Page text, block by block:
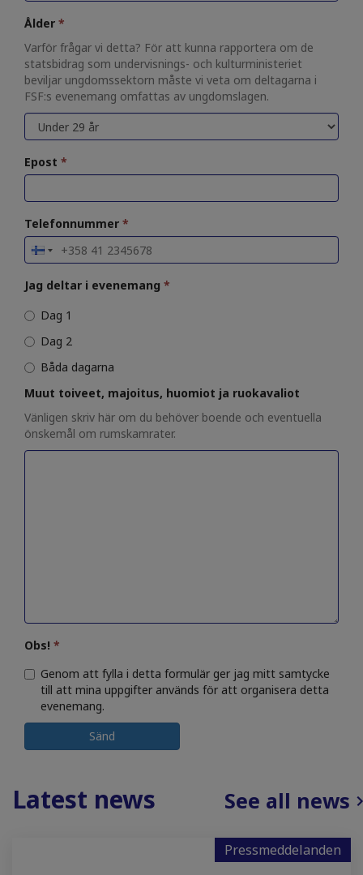
Ålder *
Varför frågar vi detta? För att kunna rapportera om de
statsbidrag som undervisnings- och kulturministeriet
beviljar ungdomssektorn måste vi veta om deltagarna i
FSF:s evenemang omfattas av ungdomslagen.
Epost *
Telefonnummer *
Jag deltar i evenemang *
Dag 1
Dag 2
Båda dagarna
Muut toiveet, majoitus, huomiot ja ruokavaliot
Vänligen skriv här om du behöver boende och eventuella
önskemål om rumskamrater.
Obs! *
Genom att fylla i detta formulär ger jag mitt samtycke
till att mina uppgifter används för att organisera detta
evenemang.
Sänd
Latest news See all news
Pressmeddelanden